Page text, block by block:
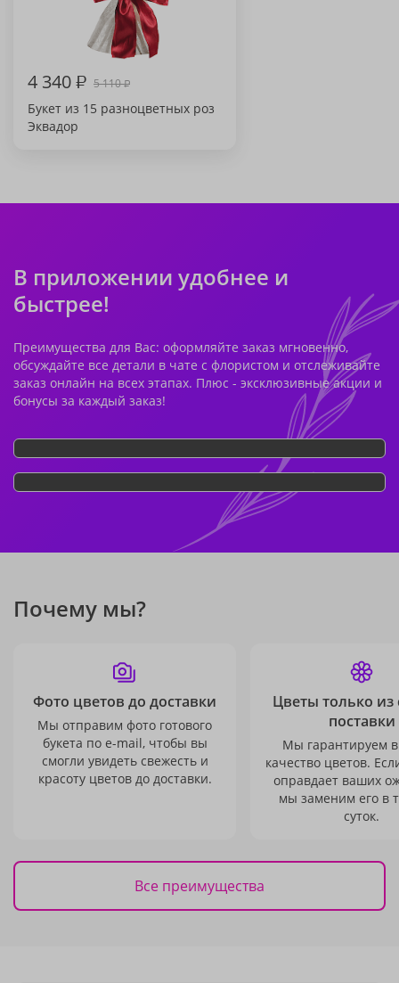
4 340₽ 5 110₽
Букет из 15 разноцветных роз
Эквадор
В приложении удобнее и
быстрее!
Преимущества для Вас: оформляйте заказ мгновенно,
обсуждайте все детали в чате с флористом и отслеживайте
заказ онлайн на всех этапах. Плюс - эксклюзивные акции и
бонусы за каждый заказ!
Почему мы?
Фото цветов до доставки
Мы отправим фото готового
букета по e-mail, чтобы вы
смогли увидеть свежесть и
красоту цветов до доставки.
Цветы только из
поставки
Мы гарантируем
качество цветов.
оправдает ваших
мы заменим его в
суток.
Все преимущества